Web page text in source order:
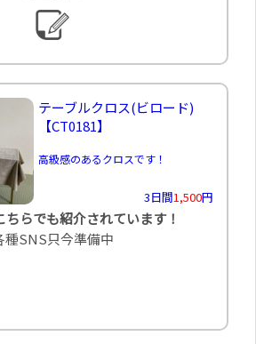
テーブルクロス(ビロード)
【CT0181】
高級感のあるクロスです！
3日間1,500円
ちらでも紹介されています！
種SNS只今準備中